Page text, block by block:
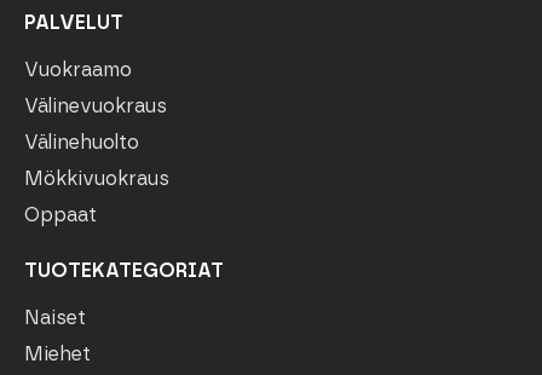
PALVELUT
Vuokraamo
Välinevuokraus
Välinehuolto
Mökkivuokraus
Oppaat
TUOTEKATEGORIAT
Naiset
Miehet